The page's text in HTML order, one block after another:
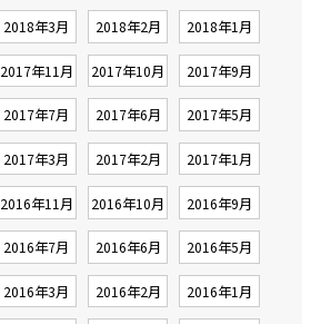
2018年3月 2018年2月 2018年1月
2017年11月 2017年10月 2017年9月
2017年7月 2017年6月 2017年5月
2017年3月 2017年2月 2017年1月
2016年11月 2016年10月 2016年9月
2016年7月 2016年6月 2016年5月
2016年3月 2016年2月 2016年1月